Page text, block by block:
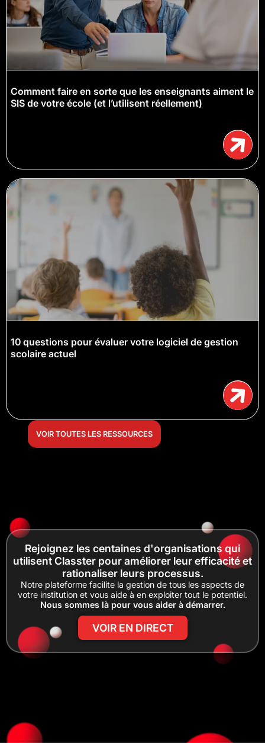
Comment faire en sorte que les enseignants aiment le
SIS de votre école (et l’utilisent réellement)
10 questions pour évaluer votre logiciel de gestion
scolaire actuel
VOIR TOUTES LES RESSOURCES
Rejoignez les centaines d'organisations qui
utilisent Classter pour améliorer leur efficacité et
rationaliser leurs processus.
Notre plateforme facilite la gestion de tous les aspects de
votre institution et vous aide à en exploiter tout le potentiel.
Nous sommes là pour vous aider à démarrer.
VOIR EN DIRECT